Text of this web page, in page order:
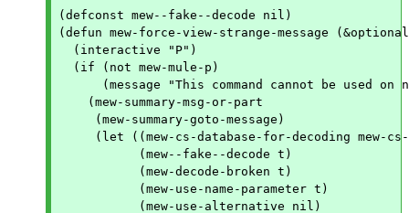
(defconst mew--fake--decode nil)
(defun mew-force-view-strange-message
  (interactive "P")
  (if (not mew-mule-p)
(message "This command cannot be used on
    (mew-summary-msg-or-part
     (mew-summary-goto-message)
(let ((mew-cs-database-for-decoding mew-